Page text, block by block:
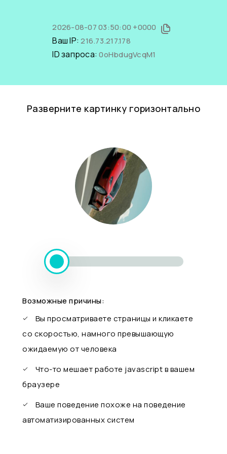
2026-08-07 03:50:00 +0000
Ваш IP:216.73.217.178
ID запроса:0oHbdugVcqM1
Разверните картинку горизонтально
Возможные причины:
Вы просматриваете страницы и кликаете
со скоростью, намного превышающую
ожидаемую от человека
Что-то мешает работе javascript в вашем
браузере
Ваше поведение похоже на поведение
автоматизированных систем